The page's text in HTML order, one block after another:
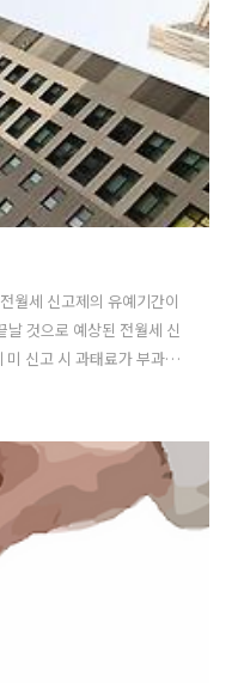
월세 신고제의 유예기간이
것으로 예상된 전월세 신
신고 시 과태료가 부과되
지된다고 하는데요. 전월세
고제는 주택 전월세 계약을
일 내에 신고해야 하는 제
스 전월세 신고제란? 전월
나 올해 5월 31일까지 과태
하지만 국토부는 이 전월세